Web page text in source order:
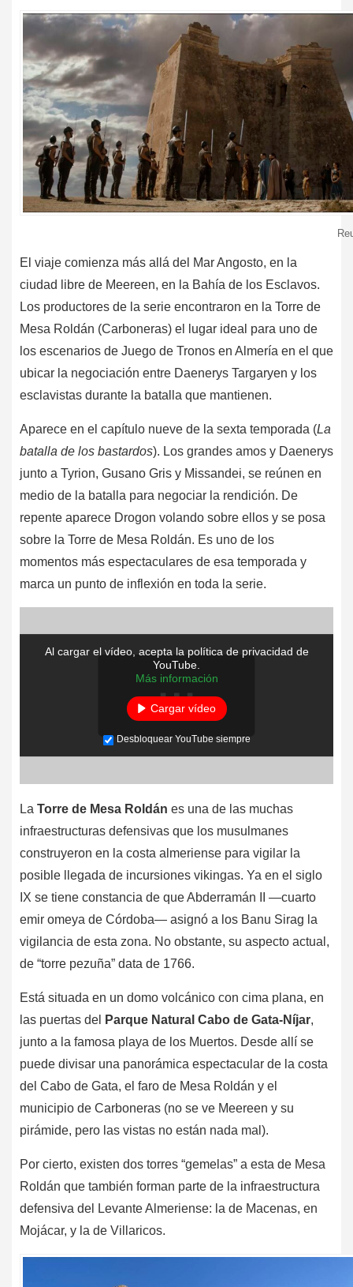
El viaje comienza más allá del Mar Angosto, en la
ciudad libre de Meereen, en la Bahía de los Esclavos.
Los productores de la serie encontraron en la Torre de
Mesa Roldán (Carboneras) el lugar ideal para uno de
los escenarios de Juego de Tronos en Almería en el que
ubicar la negociación entre Daenerys Targaryen y los
esclavistas durante la batalla que mantienen.
Aparece en el capítulo nueve de la sexta temporada (La
batalla de los bastardos). Los grandes amos y Daenerys
junto a Tyrion, Gusano Gris y Missandei, se reúnen en
medio de la batalla para negociar la rendición. De
repente aparece Drogon volando sobre ellos y se posa
sobre la Torre de Mesa Roldán. Es uno de los
momentos más espectaculares de esa temporada y
marca un punto de inflexión en toda la serie.
Al cargar el vídeo, acepta la política de privacidad de
YouTube.
Más información
Cargar vídeo
Desbloquear YouTube siempre
La Torre de Mesa Roldán es una de las muchas
infraestructuras defensivas que los musulmanes
construyeron en la costa almeriense para vigilar la
posible llegada de incursiones vikingas. Ya en el siglo
IX se tiene constancia de que Abderramán II —cuarto
emir omeya de Córdoba— asignó a los Banu Sirag la
vigilancia de esta zona. No obstante, su aspecto actual,
de “torre pezuña” data de 1766.
Está situada en un domo volcánico con cima plana, en
las puertas del
Parque Natural Cabo de Gata-Níjar,
junto a la famosa playa de los Muertos. Desde allí se
puede divisar una panorámica espectacular de la costa
del Cabo de Gata, el faro de Mesa Roldán y el
municipio de Carboneras (no se ve Meereen y su
pirámide, pero las vistas no están nada mal).
Por cierto, existen dos torres “gemelas” a esta de Mesa
Roldán que también forman parte de la infraestructura
defensiva del Levante Almeriense: la de Macenas, en
Mojácar, y la de Villaricos.